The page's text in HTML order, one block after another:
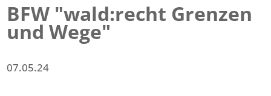
BFW "wald:recht Grenzen
und Wege"
07.05.24